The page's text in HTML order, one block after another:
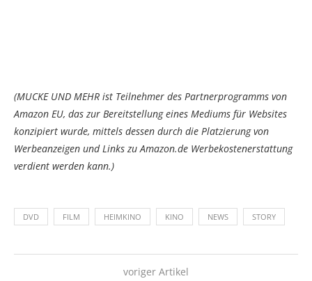
(MUCKE UND MEHR ist Teilnehmer des Partnerprogramms von
Amazon EU, das zur Bereitstellung eines Mediums für Websites
konzipiert wurde, mittels dessen durch die Platzierung von
Werbeanzeigen und Links zu Amazon.de Werbekostenerstattung
verdient werden kann.)
DVD FILM HEIMKINO KINO NEWS STORY
voriger Artikel